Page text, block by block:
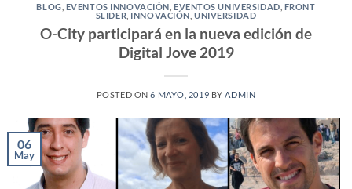
BLOG EVENTOS INNOVACIÓN EVENTOS UNIVERSIDAD FRONT
SLIDER INNOVACIÓN ,UNIVERSIDAD
O-City participará en la nueva edición de
Digital Jove 2019
POSTED ON6 MAYO, 2019 BY ADMIN
06
May